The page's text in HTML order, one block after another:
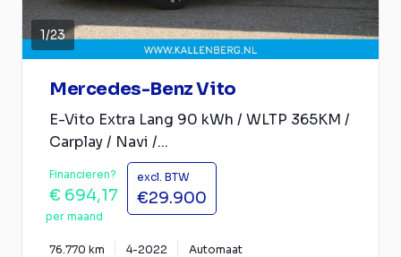
1/23
Mercedes-Benz Vito
E-Vito Extra Lang 90 kWh / WLTP 365KM /
Carplay / Navi /...
Financieren?
€ 694,17
per maand
excl. BTW
€29.900
76.770 km 4-2022 Automaat